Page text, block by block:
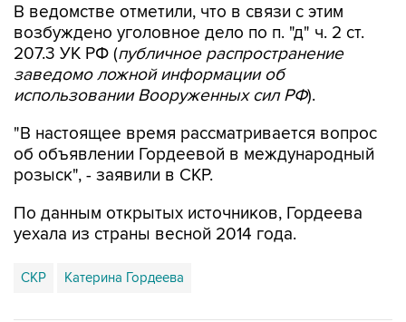
В ведомстве отметили, что в связи с этим
возбуждено уголовное дело по п. "д" ч. 2 ст.
207.3 УК РФ (публичное распространение
заведомо ложной информации об
использовании Вооруженных сил РФ).
"В настоящее время рассматривается вопрос
об объявлении Гордеевой в международный
розыск", - заявили в СКР.
По данным открытых источников, Гордеева
уехала из страны весной 2014 года.
СКР Катерина Гордеева